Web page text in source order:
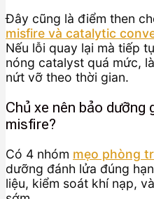
Đây cũng là điểm then
misfire và catalytic
Nếu lỗi quay lại mà tiếp
nóng catalyst quá mức,
nứt vỡ theo thời gian.
Chủ xe nên bảo dưỡng
misfire?
Có 4 nhóm mẹo phòng
dưỡng đánh lửa đúng
liệu, kiểm soát khí nạp,